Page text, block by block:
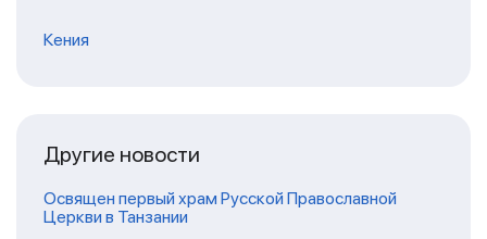
Кения
Другие новости
Освящен первый храм Русской Православной
Церкви в Танзании